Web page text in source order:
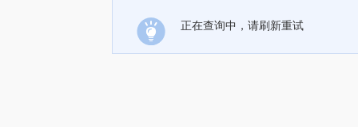
正在查询中，请刷新重试